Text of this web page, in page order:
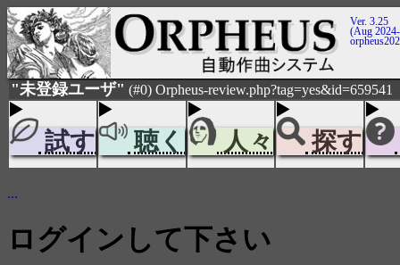
Ver. 3.25
(Aug
"未登録ユーザ" (#0) Orpheus-review.php?tag=yes&id=659541
試す 聴く 人々 探す
...
ログインして下さい